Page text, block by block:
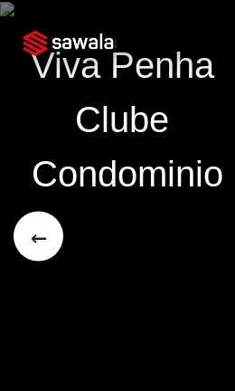
←
Viva Penha
Clube
Condominio